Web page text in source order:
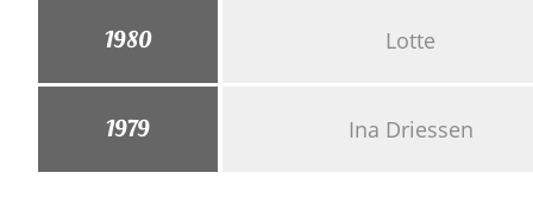
Lotte
1980
Ina Driessen
1979